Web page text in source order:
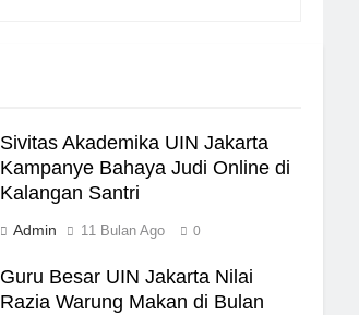
Sivitas Akademika UIN Jakarta
Kampanye Bahaya Judi Online di
Kalangan Santri
Admin 11 Bulan Ago 0
Guru Besar UIN Jakarta Nilai
Razia Warung Makan di Bulan